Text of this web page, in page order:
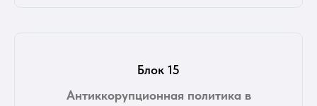
Блок 15
Антиккорупционная политика в